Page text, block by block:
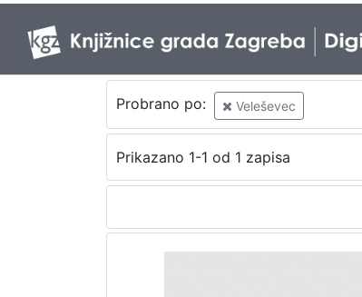
Probrano po: Veleševec
Prikazano 1-1 od 1 zapisa